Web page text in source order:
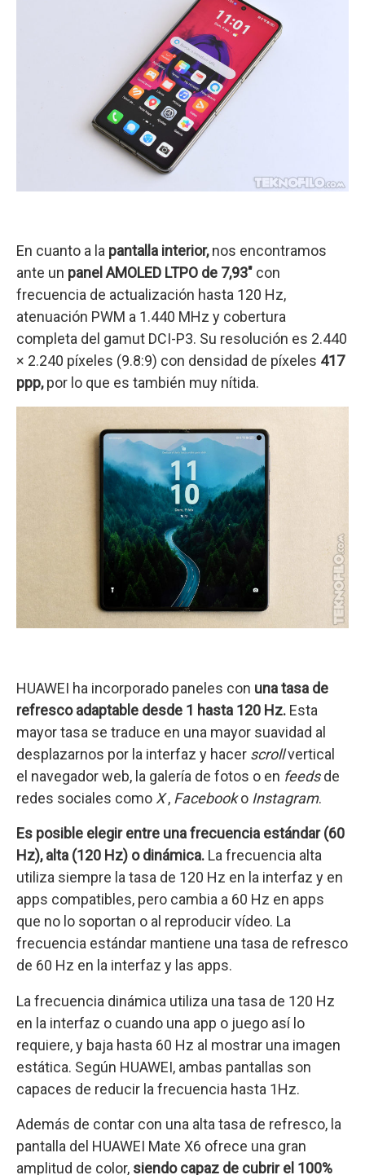
En cuanto a la pantalla interior,nos encontramos
ante un panel AMOLED LTPO de 7,93″ con
frecuencia de actualización hasta 120 Hz,
atenuación PWM a 1.440 MHz y cobertura
completa del gamut DCI-P3. Su resolución es 2.440
× 2.240 píxeles (9.8:9) con densidad de píxeles 417
ppp,por lo que es también muy nítida.
HUAWEI ha incorporado paneles con una tasa de
refresco adaptable desde 1 hasta 120 Hz. Esta
mayor tasa se traduce en una mayor suavidad al
desplazarnos por la interfaz y hacer scrollvertical
el navegador web, la galería de fotos o en feedsde
redes sociales como X, Facebooko Instagram.
Es posible elegir entre una frecuencia estándar (60
Hz), alta (120 Hz) o dinámica. La frecuencia alta
utiliza siempre la tasa de 120 Hz en la interfaz y en
apps compatibles, pero cambia a 60 Hz en apps
que no lo soportan o al reproducir vídeo. La
frecuencia estándar mantiene una tasa de refresco
de 60 Hz en la interfaz y las apps.
La frecuencia dinámica utiliza una tasa de 120 Hz
en la interfaz o cuando una app o juego así lo
requiere, y baja hasta 60 Hz al mostrar una imagen
estática. Según HUAWEI, ambas pantallas son
capaces de reducir la frecuencia hasta 1Hz.
Además de contar con una alta tasa de refresco, la
pantalla del HUAWEI Mate X6 ofrece una gran
amplitud de color, siendo capaz de cubrir el 100%